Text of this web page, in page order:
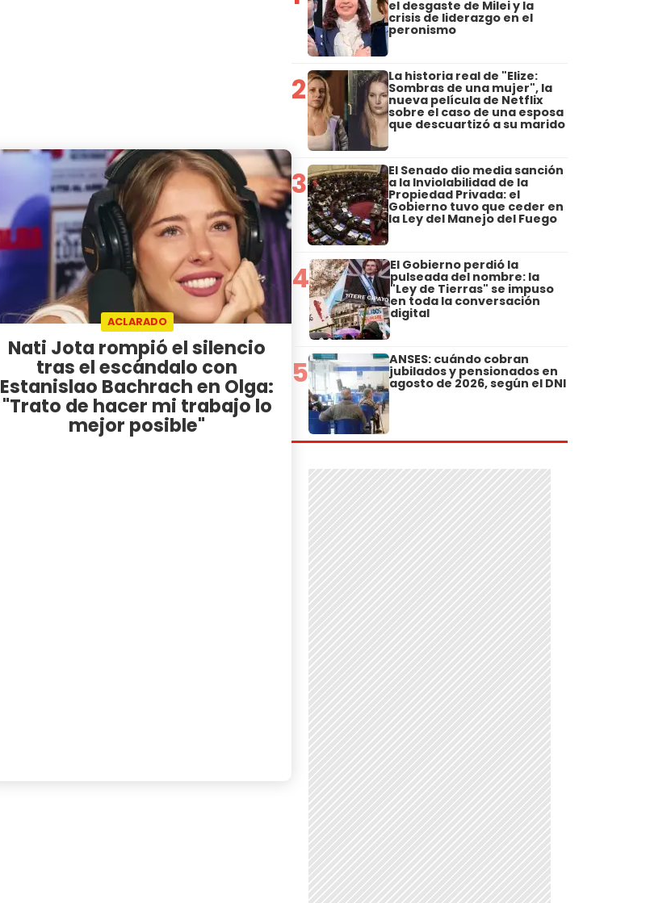
ACLARADO
Nati Jota rompió el silencio
tras el escándalo con
Estanislao Bachrach en Olga:
"Trato de hacer mi trabajo lo
mejor posible"
el desgaste de Milei y la
crisis de liderazgo en el
peronismo
2 La historia real de "Elize:
Sombras de una mujer", la
nueva película de Netflix
sobre el caso de una esposa
que descuartizó a su marido
3 El Senado dio media sanción
a la Inviolabilidad de la
Propiedad Privada: el
Gobierno tuvo que ceder en
la Ley del Manejo del Fuego
4 El Gobierno perdió la
pulseada del nombre: la
"Ley de Tierras" se impuso
en toda la conversación
digital
5 ANSES: cuándo cobran
jubilados y pensionados en
agosto de 2026, según el DNI